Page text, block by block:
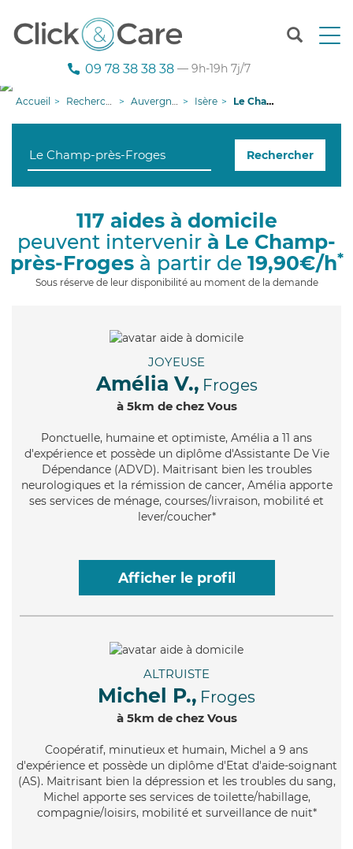
T
n
g
i
n
09 78 38 38 38 — 9h-19h 7j/7
Accueil Recherche aide à domicile Auvergne-Rhône-Alpes Isère Le Champ-près-Froges
Rechercher
117 aides à domicile
peuvent intervenir à Le Champ-
près-Frogesà partir de 19,90€/h*
Sous réserve de leur disponibilité au moment de la demande
JOYEUSE
Amélia V., Froges
à 5km de chez Vous
Ponctuelle, humaine et optimiste, Amélia a 11 ans
d'expérience et possède un diplôme d'Assistante De Vie
Dépendance (ADVD). Maitrisant bien les troubles
neurologiques et la rémission de cancer, Amélia apporte
ses services de ménage, courses/livraison, mobilité et
lever/coucher*
Afficher le profil
ALTRUISTE
Michel P., Froges
à 5km de chez Vous
Coopératif, minutieux et humain, Michel a 9 ans
d'expérience et possède un diplôme d'Etat d'aide-soignant
(AS). Maitrisant bien la dépression et les troubles du sang,
Michel apporte ses services de toilette/habillage,
compagnie/loisirs, mobilité et surveillance de nuit*